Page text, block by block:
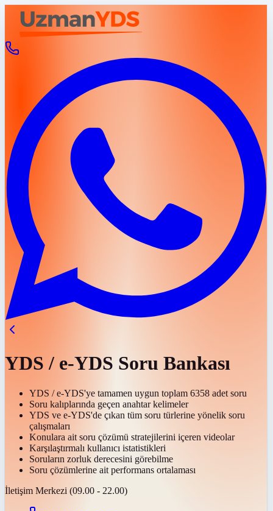
YDS / e-YDS Soru Bankası
YDS / e-YDS'ye tamamen uygun toplam 6358 adet soru
Soru kalıplarında geçen anahtar kelimeler
YDS ve e-YDS'de çıkan tüm soru türlerine yönelik soru
çalışmaları
Konulara ait soru çözümü stratejilerini içeren videolar
Karşılaştırmalı kullanıcı istatistikleri
Soruların zorluk derecesini görebilme
Soru çözümlerine ait performans ortalaması
İletişim Merkezi (09.00 - 22.00)